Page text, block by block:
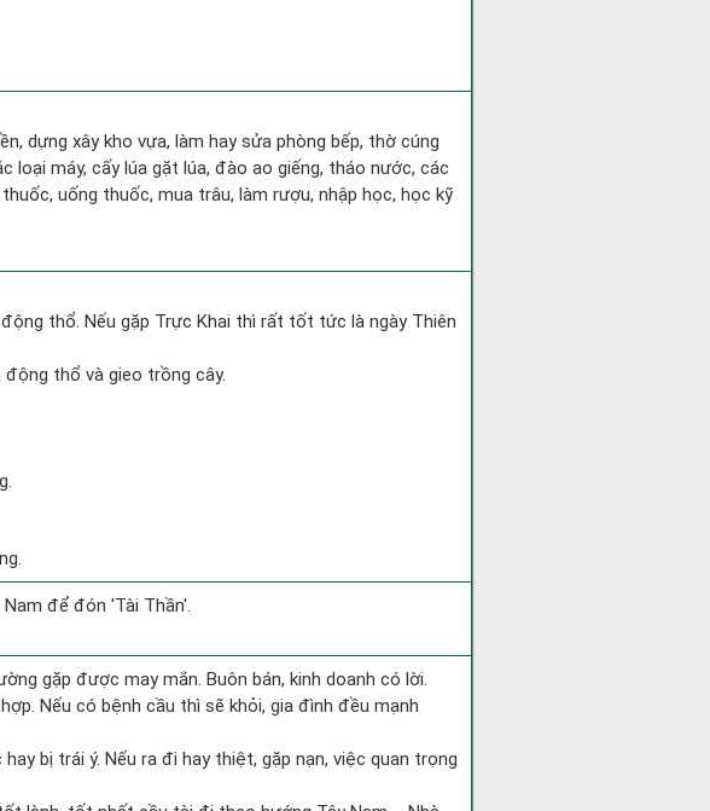
dựng xây kho vựa, làm hay sửa phòng bếp, thờ cúng
máy, cấy lúa gặt lúa, đào ao giếng, tháo nước, các
uống thuốc, mua trâu, làm rượu, nhập học, học kỹ
thổ. Nếu gặp Trực Khai thì rất tốt tức là ngày Thiên
động thổ và gieo trồng cây.
để đón 'Tài Thần'.
gặp được may mắn. Buôn bán, kinh doanh có lời.
Nếu có bệnh cầu thì sẽ khỏi, gia đình đều mạnh
bị trái ý. Nếu ra đi hay thiệt, gặp nạn, việc quan trọng